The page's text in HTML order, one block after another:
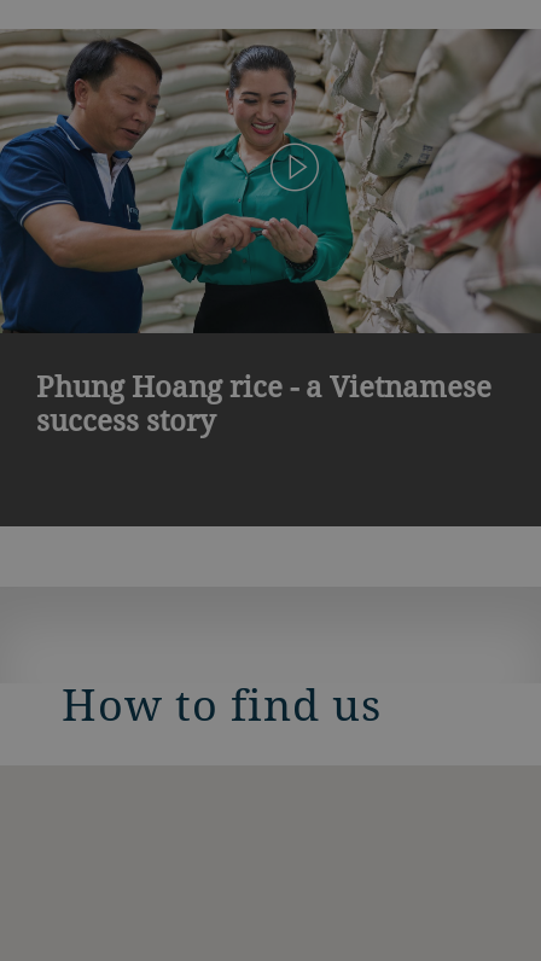
Phung Hoang rice - a Vietnamese
success story
How to find us